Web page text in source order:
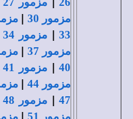
مزمور 30 |
33
| مزمور 34
مزمور 37 |
40
| مزمور 41
مزمور 44 |
47
| مزمور 48
مزمور 51 |